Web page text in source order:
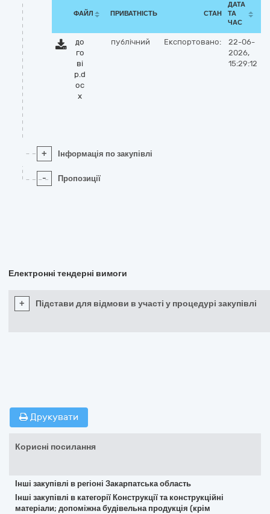
ФАЙЛ ПРИВАТНІСТЬ СТАН
ДАТА
ТА
ЧАС
до
го
ві
р.d
oc
x
публічний Експортовано:
22-06-
2026,
15:29:12
+ Інформація по закупівлі
- Пропозиції
Електронні тендерні вимоги
+ Підстави для відмови в участі у процедурі закупівлі
Друкувати
Корисні посилання
Інші закупівлі в регіоні Закарпатська область
Інші закупівлі в категорії Конструкції та конструкційні
матеріали; допоміжна будівельна продукція (крім